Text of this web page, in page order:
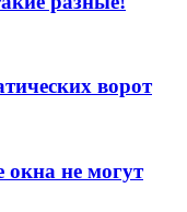
ворот
не могут